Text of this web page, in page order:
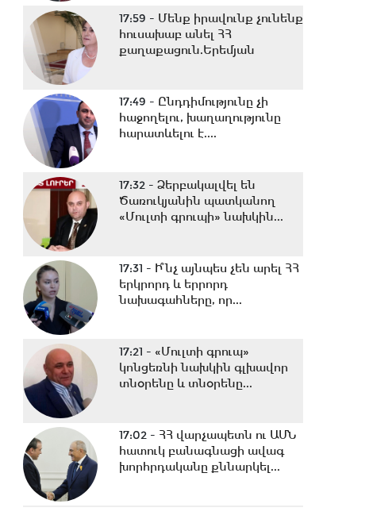
17:59 - Մենք իրավունք չունենք
հուսախաբ անել ՀՀ
քաղաքացուն.Երեմյան
17:49 - Ընդդիմությունը չի
հաջողելու, խաղաղությունը
հարատևելու է....
17:32 - Ձերբակալվել են
Ծառուկյանին պատկանող
«Մուլտի գրուպի» նախկին...
17:31 - Ի՞նչ այնպես չեն արել ՀՀ
երկրորդ և երրորդ
նախագահները, որ...
17:21 - «Մուլտի գրուպ»
կոնցեռնի նախկին գլխավոր
տնօրենը և տնօրենը...
17:02 - ՀՀ վարչապետն ու ԱՄՆ
հատուկ բանագնացի ավագ
խորհրդականը քննարկել...